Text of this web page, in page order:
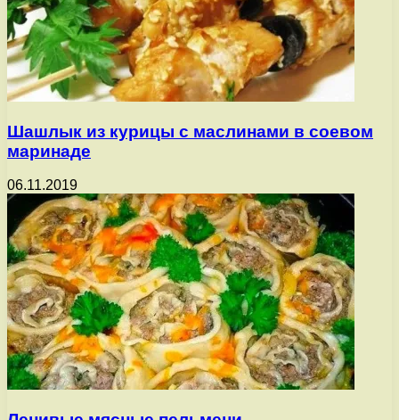
Шашлык из курицы с маслинами в соевом
маринаде
06.11.2019